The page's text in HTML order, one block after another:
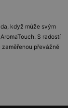
když může svým
S radostí
převážně